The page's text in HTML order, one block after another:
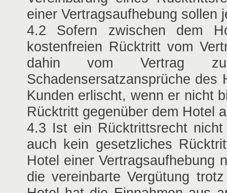
einer Vertragsaufhebung sollen
4.2 Sofern zwischen dem
kostenfreien Rücktritt vom
dahin vom Vertrag
Schadensersatzansprüche
Kunden erlischt, wenn er nicht
Rücktritt gegenüber dem Hotel
4.3 Ist ein Rücktrittsrecht
auch kein gesetzliches
Hotel einer Vertragsaufhebung
die vereinbarte Vergütung